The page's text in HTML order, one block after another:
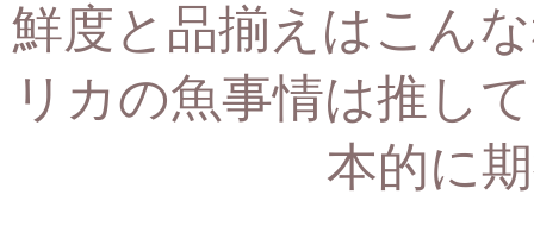
鮮度と品揃えはこん
リカの魚事情は推し
本的に